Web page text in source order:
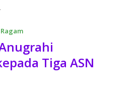
Ragam
Tiga ASN